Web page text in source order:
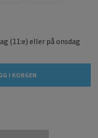
(11:e) eller på onsdag
I KORGEN